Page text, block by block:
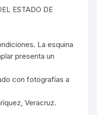
ESTADO DE
La esquina
presenta un
con fotografías a
Veracruz.